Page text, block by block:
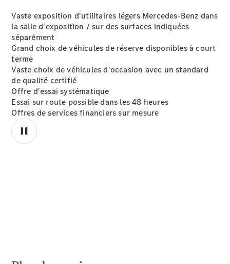
Les
Vaste exposition d'utilitaires légers Mercedes-Benz dans
la salle d'exposition / sur des surfaces indiquées
séparément
Grand choix de véhicules de réserve disponibles à court
terme
Vaste choix de véhicules d'occasion avec un standard
de qualité certifié
Offre d'essai systématique
Essai sur route possible dans les 48 heures
Offres de services financiers sur mesure